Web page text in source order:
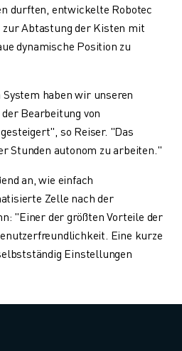
durften, entwickelte Robotec
Abtastung der Kisten mit
dynamische Position zu
haben wir unseren
Bearbeitung von
so Reiser. "Das
Stunden autonom zu arbeiten."
an, wie einfach
Zelle nach der
"Einer der größten Vorteile der
Eine kurze
Einstellungen